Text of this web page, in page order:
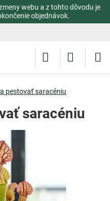
webu a z tohto dôvodu je
objednávok.
pestovať saracéniu
saracéniu